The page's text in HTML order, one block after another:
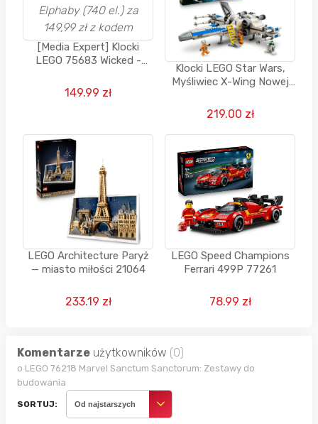
[Media Expert] Klocki
LEGO 75683 Wicked -
(740 el.) za 149,99 zł z
kodem
149.99 zł
Klocki LEGO Star Wars,
Myśliwiec X-Wing Nowej
219.00 zł
LEGO Architecture Paryż
— miasto miłości 21064
233.19 zł
LEGO Speed Champions
Ferrari 499P 77261
78.99 zł
Komentarze użytkowników (0)
o LEGO 76218 Marvel Sanctum Sanctorum: Zestawy do
budowania
SORTUJ: Od najstarszych